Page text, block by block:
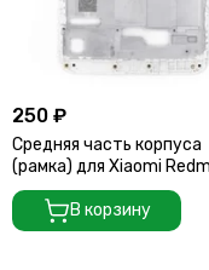
250 ₽
Средняя часть корпуса
(рамка) для Xiaomi
5 белая
В корзину